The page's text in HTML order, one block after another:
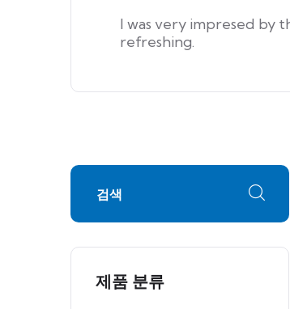
I was very impresed by
refreshing.
제품 분류